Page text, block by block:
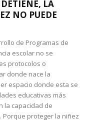
LA
NO PUEDE
de Programas de
escolar no se
protocolos o
donde nace la
espacio donde esta se
educativas más
la capacidad de
proteger la niñez